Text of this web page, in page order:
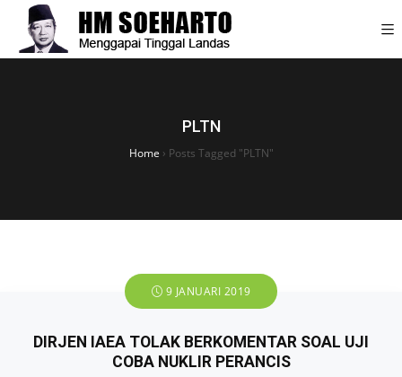
PLTN
Home › Posts Tagged "PLTN"
9 JANUARI 2019
DIRJEN IAEA TOLAK BERKOMENTAR SOAL UJI
COBA NUKLIR PERANCIS